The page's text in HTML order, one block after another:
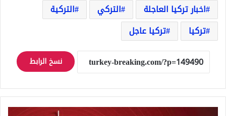
اخبار تركيا العاجلة
التركي
التركية
تركيا
تركيا عاجل
نسخ الرابط